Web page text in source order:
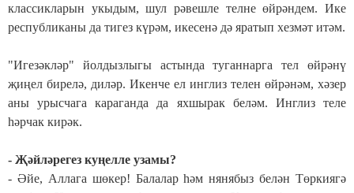
классикларын укыдым, шул рәвешле телне өйрәндем. Ике
республиканы да тигез күрәм, икесенә дә яратып хезмәт итәм.
"Игезәкләр" йолдызлыгы астында туганнарга тел өйрәнү
җиңел бирелә, диләр. Икенче ел инглиз телен өйрәнәм, хәзер
аны урысчага караганда да яхшырак беләм. Инглиз теле
һәрчак кирәк.
- Җәйләрегез куңелле узамы?
- Əйе, Аллага шөкер! Балалар һәм нянябыз белән Төркиягә